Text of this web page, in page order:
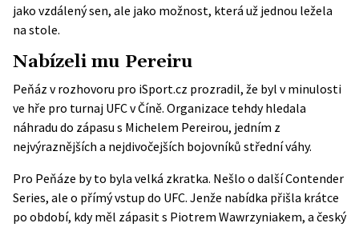
jako vzdálený sen, ale jako možnost, která už jednou ležela
na stole.
Nabízeli mu Pereiru
Peňáz vrozhovoru pro iSport.cz prozradil, že byl v minulosti
ve hře pro turnaj UFC v Číně. Organizace tehdy hledala
náhradu do zápasu s Michelem Pereirou, jedním z
nejvýraznějších a nejdivočejších bojovníků střední váhy.
Pro Peňáze by to byla velká zkratka. Nešlo o další Contender
Series, ale o přímý vstup do UFC. Jenže nabídka přišla krátce
po období, kdy měl zápasit s Piotrem Wawrzyniakem, a český